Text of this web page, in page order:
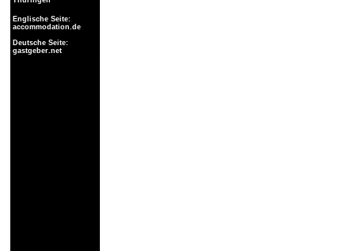
Englische Seite:
accommodation.de
Deutsche Seite:
gastgeber.net